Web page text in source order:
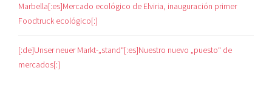
Marbella[:es]Mercado ecológico de Elviria, inauguración primer
Foodtruck ecológico[:]
[:de]Unser neuer Markt-„stand“[:es]Nuestro nuevo „puesto“ de
mercados[:]